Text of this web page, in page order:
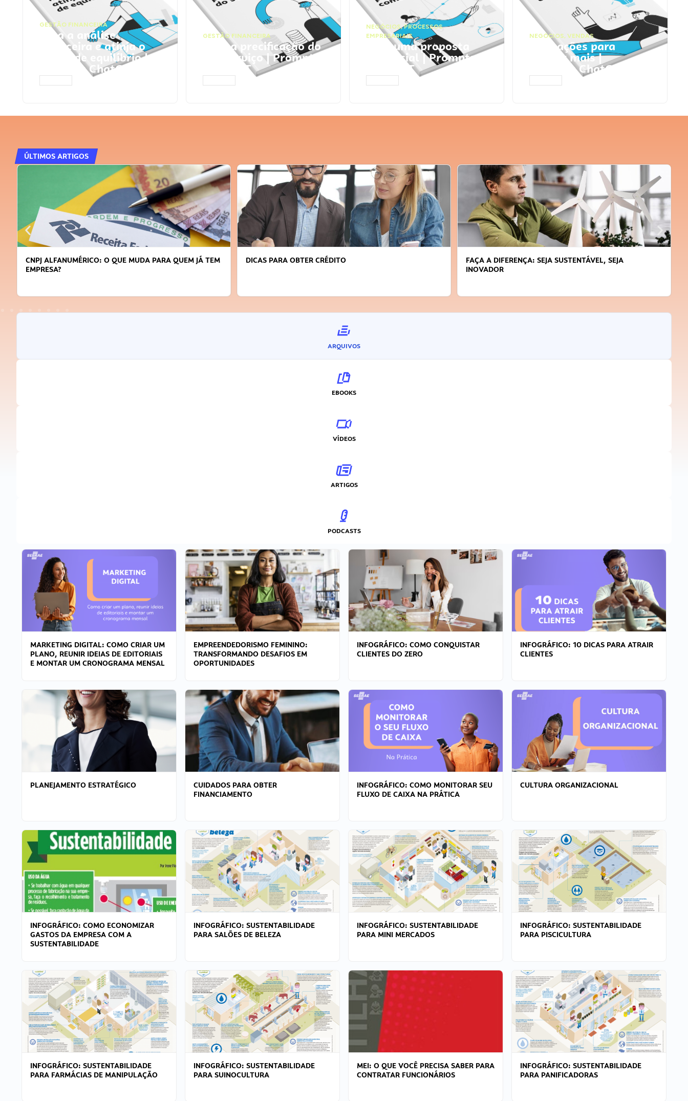
GESTÃO FINANCEIRA
Faça a análise
financeira e atinja o
ponto de equilíbrio |
Prompts ChatGPT
GESTÃO FINANCEIRA
Faça a precificação do
seu serviço | Prompts
ChatGPT
NEGÓCIOS,PROCESSOS
EMPRESARIAIS
Faça uma proposta
comercial | Prompts
ChatGPT
NEGÓCIOS, VENDAS
Faça ações para
vender mais |
Prompts ChatGPT
ÚLTIMOS ARTIGOS
CNPJ ALFANUMÉRICO: O QUE MUDA PARA QUEM JÁ TEM
EMPRESA?
DICAS PARA OBTER CRÉDITO
FAÇA A DIFERENÇA: SEJA SUSTENTÁVEL, SEJA
INOVADOR
ARQUIVOS
EBOOKS
VÍDEOS
ARTIGOS
PODCASTS
MARKETING DIGITAL: COMO CRIAR UM
PLANO, REUNIR IDEIAS DE EDITORIAIS
E MONTAR UM CRONOGRAMA MENSAL
EMPREENDEDORISMO FEMININO:
TRANSFORMANDO DESAFIOS EM
OPORTUNIDADES
INFOGRÁFICO: COMO CONQUISTAR
CLIENTES DO ZERO
INFOGRÁFICO: 10 DICAS PARA ATRAIR
CLIENTES
PLANEJAMENTO ESTRATÉGICO
CUIDADOS PARA OBTER
FINANCIAMENTO
INFOGRÁFICO: COMO MONITORAR SEU
FLUXO DE CAIXA NA PRÁTICA
CULTURA ORGANIZACIONAL
INFOGRÁFICO: COMO ECONOMIZAR
GASTOS DA EMPRESA COM A
SUSTENTABILIDADE
INFOGRÁFICO: SUSTENTABILIDADE
PARA SALÕES DE BELEZA
INFOGRÁFICO: SUSTENTABILIDADE
PARA MINI MERCADOS
INFOGRÁFICO: SUSTENTABILIDADE
PARA PISCICULTURA
INFOGRÁFICO: SUSTENTABILIDADE
PARA FARMÁCIAS DE MANIPULAÇÃO
INFOGRÁFICO: SUSTENTABILIDADE
PARA SUINOCULTURA
MEI: O QUE VOCÊ PRECISA SABER PARA
CONTRATAR FUNCIONÁRIOS
INFOGRÁFICO: SUSTENTABILIDADE
PARA PANIFICADORAS